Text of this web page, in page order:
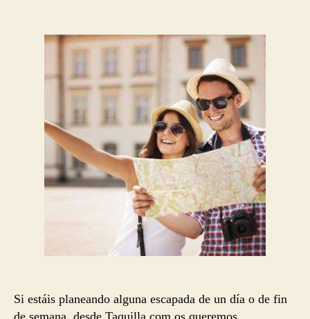
entrada
entrada
Si estáis planeando alguna escapada de un día o de fin
de semana, desde Taquilla.com os queremos